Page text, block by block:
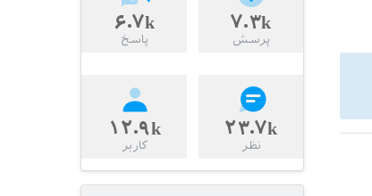
۷.۳k
پرسش
۶.۷k
پاسخ
۲۳.۷k
نظر
۱۲.۹k
کاربر